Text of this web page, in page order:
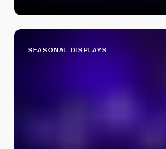
SEASONAL DISPLAYS​​​​‌ ‍ ​‍​‍‌‍ ‌ ​‍‌‍‍‌‌‍‌ ‌‍‍‌‌‍ ‍​‍​‍​ ‍‍​‍​‍‌ ​ ‌‍​‌‌‍ ‍‌‍‍‌‌ ‌​‌ ‍‌​‍ ‍‌‍‍‌‌‍ ​‍​‍​‍ ​​‍​‍‌‍‍​‌ ​‍‌‍‌‌‌‍‌‍​‍​‍​ ‍‍​‍​‍​‍ ‌ ​ ‌ ‌​‌ ‌‌‌‍‌​‌‍‍‌‌‍ ​‍ ‌‍‍‌‌‍ ‍‌ ‌​‌‍‌‌‌‍ ‍‌ ‌​​‍ ‌‍‌‌‌‍‌​‌‍‍‌‌ ‌​​‍ ‌‍ ‌‌‍ ‌‍‌​‌‍‌‌​ ‌‌ ​​‌ ​‍‌‍‌‌‌ ​ ‌‍‌‌‌‍ ‍‌ ‌​‌‍​‌‌ ‌​‌‍‍‌‌‍ ‌‍ ‍​ ‍ ‌‍‍‌‌‍‌​​ ‌‌‍​ ‌‍‌‍‌‍​ ‌‍​‍‌‍​ ​ ‌‍‌‍​‍​ ​​​‍ ‌​ ​‍​ ‌ ​ ‍‌​ ​​​‍ ‌​ ‌​​ ‌‍​ ​ ​ ‌‍​‍ ‌​ ‍​‌‍‌‌‌‍‌‌​ ​‌​‍ ‌​ ‌‌‌‍​‍​ ​​​ ​​​ ​‌‌‍​ ‌‍​‍​ ‌ ​ ‌ ​ ‌‍‌‍​‍‌‍​‌​ ‍ ‌ ‌​‌ ‍‌‌ ​​‌‍‌‌​ ‌‌‍‍‌‌‍ ‍‌‍‌​‌ ‌‌‌ ​ ‌ ‌​‌ ​‍‌ ‍‌​ ‍ ‌ ​​‌‍​‌‌ ‌​‌‍‍​​ ‌‌ ‌​‌‍‍‌‌ ‌​‌‍ ​‌‍‌‌​ ‌‍​‍‌‍​‌‌ ​ ‌‍‌‌‌‌‌‌‌ ​‍‌‍ ​​ ‌​‍‌‌​ ​‍‌​‌‍‌ ​ ‌ ‌​‌ ‌‌‌‍‌​‌‍‍‌‌‍ ​‍‌‍‌‍‍‌‌‍‌​​ ‌‌‍​ ‌‍‌‍‌‍​ ‌‍​‍‌‍​ ​ ‌‍‌‍​‍​ ​​​‍ ‌​ ​‍​ ‌ ​ ‍‌​ ​​​‍ ‌​ ‌​​ ‌‍​ ​ ​ ‌‍​‍ ‌​ ‍​‌‍‌‌‌‍‌‌​ ​‌​‍ ‌​ ‌‌‌‍​‍​ ​​​ ​​​ ​‌‌‍​ ‌‍​‍​ ‌ ​ ‌ ​ ‌‍‌‍​‍‌‍​‌​‍‌‍‌ ‌​‌ ‍‌‌ ​​‌‍‌‌​ ‌‌‍‍‌‌‍ ‍‌‍‌​‌ ‌‌‌ ​ ‌ ‌​‌ ​‍‌ ‍‌​‍‌‍‌ ​​‌‍​‌‌ ‌​‌‍‍​​ ‌‌ ‌​‌‍‍‌‌ ‌​‌‍ ​‌‍‌‌​‍‌‍‌ ​​‌‍‌‌‌ ​‍‌ ​ ‌ ​​‌‍‌‌‌‍​ ‌ ‌​‌‍‍‌‌ ‌‍‌‍‌‌​ ‌‌ ​​‌ ‌‌‌‍​‍‌‍ ​‌‍‍‌‌ ​ ‌‍‍​‌‍‌‌‌‍‌​​‍​‍‌ ‌